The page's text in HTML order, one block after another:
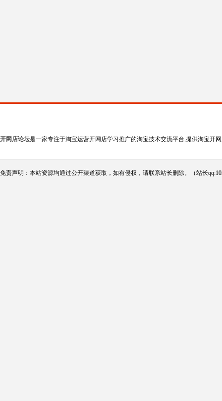
开网店论坛是一家专注于淘宝运营开网店学习推广的淘宝技术交流平台,提供淘宝开
免责声明：本站资源均通过公开渠道获取，如有侵权，请联系站长删除。（站长